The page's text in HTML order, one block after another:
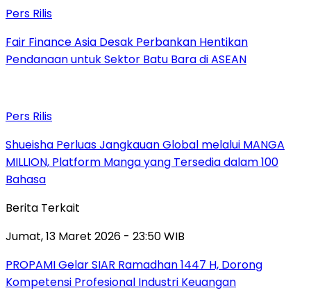
Pers Rilis
Fair Finance Asia Desak Perbankan Hentikan
Pendanaan untuk Sektor Batu Bara di ASEAN
Pers Rilis
Shueisha Perluas Jangkauan Global melalui MANGA
MILLION, Platform Manga yang Tersedia dalam 100
Bahasa
Berita Terkait
Jumat, 13 Maret 2026 - 23:50 WIB
PROPAMI Gelar SIAR Ramadhan 1447 H, Dorong
Kompetensi Profesional Industri Keuangan